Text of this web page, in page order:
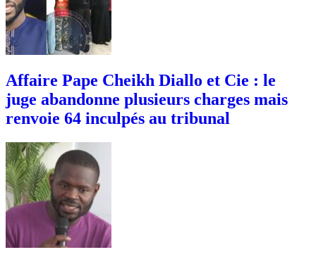
Affaire Pape Cheikh Diallo et Cie : le
juge abandonne plusieurs charges mais
renvoie 64 inculpés au tribunal